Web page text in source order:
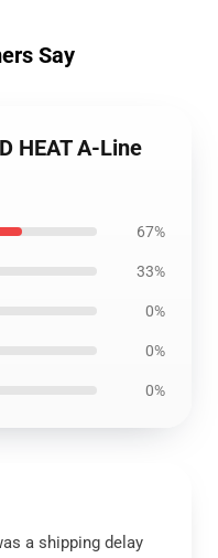
Say
HEAT A-Line
67%
33%
0%
0%
0%
a shipping delay